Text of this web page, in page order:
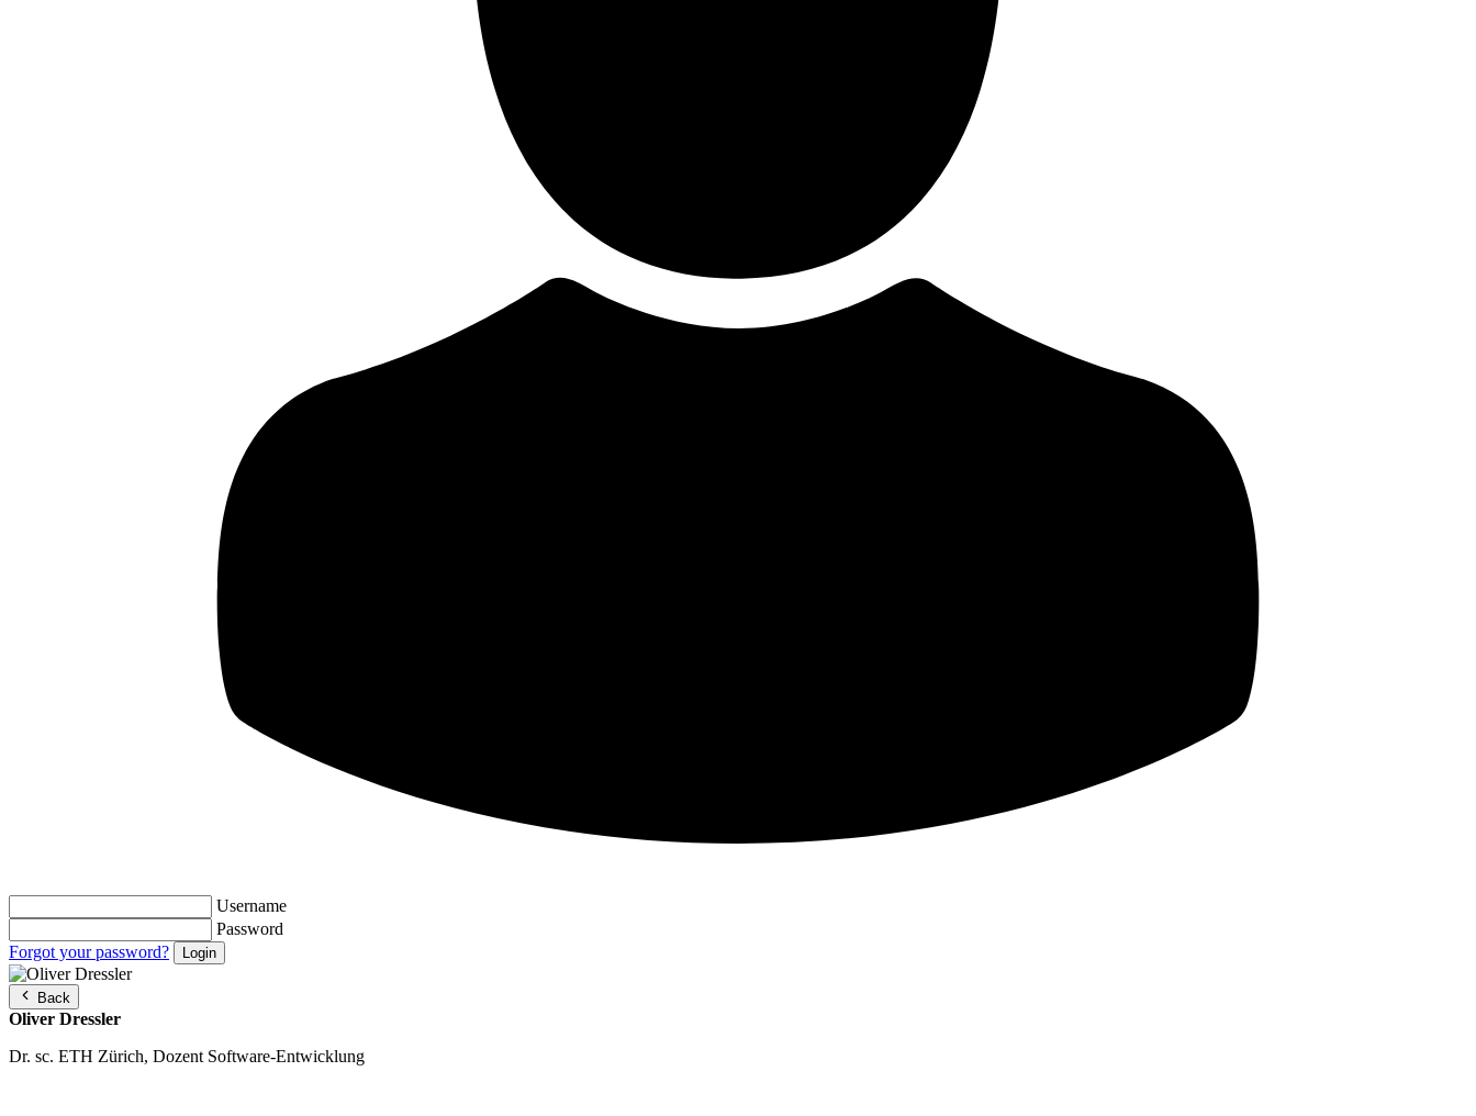
Username
Password
Forgot your password?
Back
Oliver Dressler
Dr. sc. ETH Zürich, Dozent Software-Entwicklung